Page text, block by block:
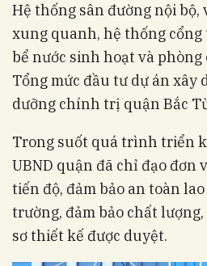
Hệ thống sân đường nội bộ,
xung quanh, hệ thống cổng
bể nước sinh hoạt và phòng
Tổng mức đầu tư dự án xây
dưỡng chính trị quận Bắc
Trong suốt quá trình triển
UBND quận đã chỉ đạo đơn
tiến độ, đảm bảo an toàn
trường, đảm bảo chất
sơ thiết kế được duyệt.